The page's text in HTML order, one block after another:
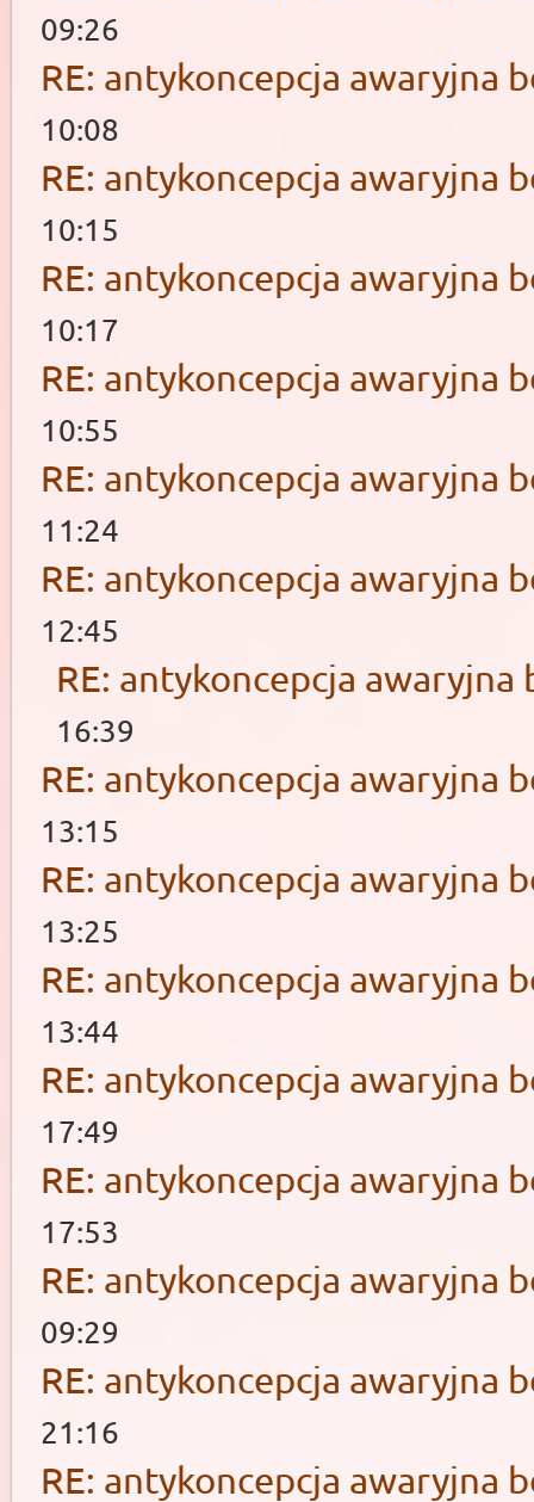
09:26
RE: antykoncepcja awaryjna
10:08
RE: antykoncepcja awaryjna
10:15
RE: antykoncepcja awaryjna
10:17
RE: antykoncepcja awaryjna
10:55
RE: antykoncepcja awaryjna
11:24
RE: antykoncepcja awaryjna
12:45
RE: antykoncepcja awaryjna
16:39
RE: antykoncepcja awaryjna
13:15
RE: antykoncepcja awaryjna
13:25
RE: antykoncepcja awaryjna
13:44
RE: antykoncepcja awaryjna
17:49
RE: antykoncepcja awaryjna
17:53
RE: antykoncepcja awaryjna
09:29
RE: antykoncepcja awaryjna
21:16
RE: antykoncepcja awaryjna